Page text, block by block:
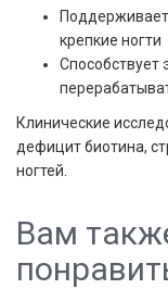
крепкие ногти
Способствует
Клинические
дефицит биотина,
ногтей.
Вам